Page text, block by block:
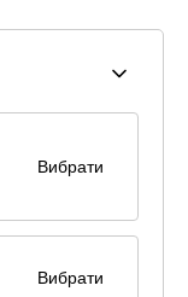
Вибрати
Вибрати